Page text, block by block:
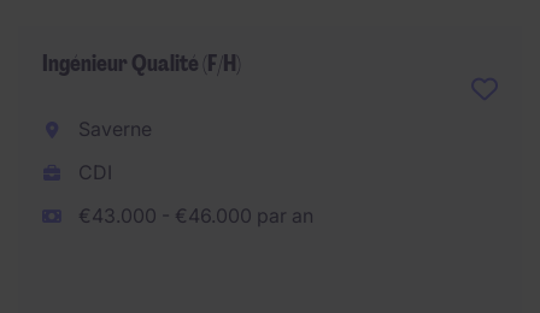
Ingénieur Qualité (F/H)
Saverne
CDI
€43.000 - €46.000 par an